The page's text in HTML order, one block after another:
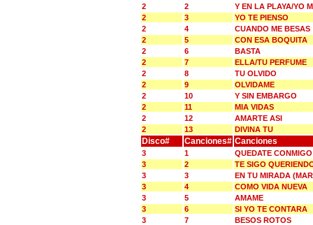
2
2
Y EN LA PLAYA/YO
2
3
YO TE PIENSO
2
4
CUANDO ME BESAS
2
5
CON ESA BOQUITA
2
6
BASTA
2
7
ELLA/TU PERFUME
2
8
TU OLVIDO
2
9
OLVIDAME
2
10
Y SIN EMBARGO
2
11
MIA VIDAS
2
12
AMARTE ASI
2
13 DIVINA TU
Disco# Canciones# Canciones
3 1
QUEDATE
3
2
TE SIGO
3
3
EN TU MIRADA
3
4
COMO VIDA NUEVA
3
5
AMAME
3
6
SI YO TE CONTARA
3
7
BESOS ROTOS